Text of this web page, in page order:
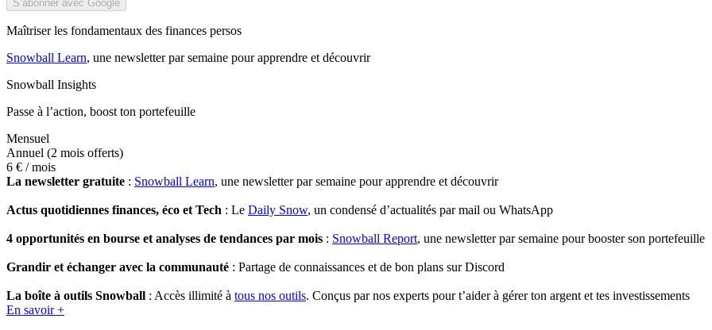
S’abonner avec Google
Maîtriser les fondamentaux des finances persos
Snowball Learn, une newsletter par semaine pour apprendre et découvrir
Snowball Insights
Passe à l’action, boost ton portefeuille
Mensuel
Annuel (2 mois offerts)
6 € / mois
La newsletter gratuite : Snowball Learn, une newsletter par semaine pour apprendre et découvrir
Actus quotidiennes finances, éco et Tech : Le Daily Snow, un condensé d’actualités par mail ou WhatsApp
4 opportunités en bourse et analyses de tendances par mois : Snowball Report, une newsletter par semaine pour booster son portefeuille
Grandir et échanger avec la communauté : Partage de connaissances et de bon plans sur Discord
La boîte à outils Snowball : Accès illimité à tous nos outils. Conçus par nos experts pour t’aider à gérer ton argent et tes investissements
En savoir +